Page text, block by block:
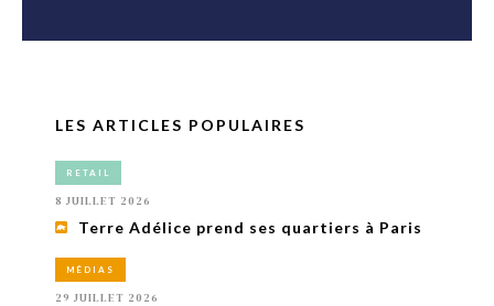
LES ARTICLES POPULAIRES
RETAIL
8 JUILLET 2026
Terre Adélice prend ses quartiers à Paris
MÉDIAS
29 JUILLET 2026